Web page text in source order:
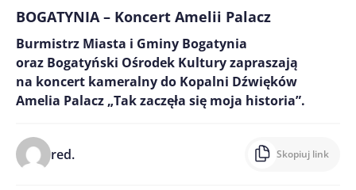
BOGATYNIA – Koncert Amelii Palacz
Burmistrz Miasta i Gminy Bogatynia
oraz Bogatyński Ośrodek Kultury zapraszają
na koncert kameralny do Kopalni Dźwięków
Amelia Palacz „Tak zaczęła się moja historia”.
red. Skopiuj link